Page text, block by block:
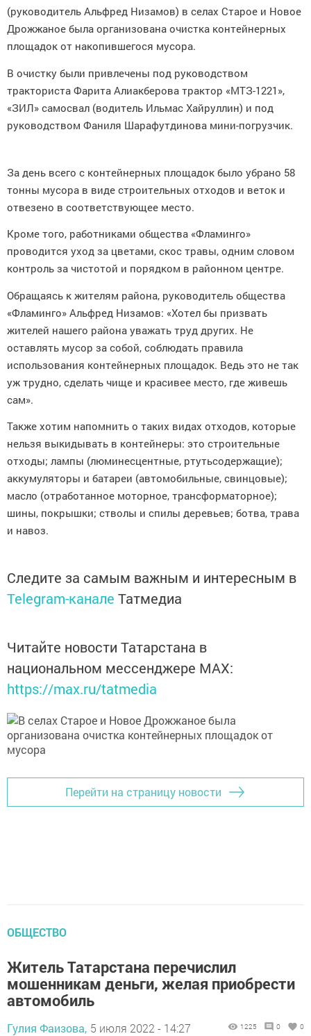
(руководитель Альфред Низамов) в селах Старое и Новое
Дрожжаное была организована очистка контейнерных
площадок от накопившегося мусора.
В очистку были привлечены под руководством
тракториста Фарита Алиакберова трактор «МТЗ-1221»,
«ЗИЛ» самосвал (водитель Ильмас Хайруллин) и под
руководством Фаниля Шарафутдинова мини-погрузчик.
За день всего с контейнерных площадок было убрано 58
тонны мусора в виде строительных отходов и веток и
отвезено в соответствующее место.
Кроме того, работниками общества «Фламинго»
проводится уход за цветами, скос травы, одним словом
контроль за чистотой и порядком в районном центре.
Обращаясь к жителям района, руководитель общества
«Фламинго» Альфред Низамов: «Хотел бы призвать
жителей нашего района уважать труд других. Не
оставлять мусор за собой, соблюдать правила
использования контейнерных площадок. Ведь это не так
уж трудно, сделать чище и красивее место, где живешь
сам».
Также хотим напомнить о таких видах отходов, которые
нельзя выкидывать в контейнеры: это строительные
отходы; лампы (люминесцентные, ртутьсодержащие);
аккумуляторы и батареи (автомобильные, свинцовые);
масло (отработанное моторное, трансформаторное);
шины, покрышки; стволы и спилы деревьев; ботва, трава
и навоз.
Следите за самым важным и интересным в
Telegram-канале Татмедиа
Читайте новости Татарстана в
национальном мессенджере MАХ:
https://max.ru/tatmedia
Перейти на страницу новости
ОБЩЕСТВО
Житель Татарстана перечислил
мошенникам деньги, желая приобрести
автомобиль
Гулия Фаизова, 5 июля 2022 - 14:27 1225 0 0